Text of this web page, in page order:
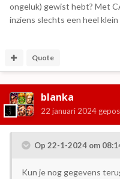
ongeluk) gewist hebt? Met
inziens slechts een heel
Quote
blanka
22 januari 2024
Op 22-1-2024 om
Kun je nog gegevens